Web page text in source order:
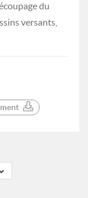
du
versants,